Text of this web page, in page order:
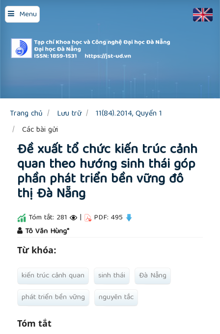
Menu
Quick
jump
to
page
content
Main
Sidebar
Trang chủ Lưu trữ
11(84).2014, Quyển 1
Các bài gửi
Đề xuất tổ chức kiến trúc cảnh
quan theo hướng sinh thái góp
phần phát triển bền vững đô
thị Đà Nẵng
Tóm tắt: 281 | PDF: 495
Tô Văn Hùng*
Từ khóa:
kiến trúc cảnh quan sinh thái
Đà Nẵng
phát triển bền vững
nguyên tắc
Tóm tắt